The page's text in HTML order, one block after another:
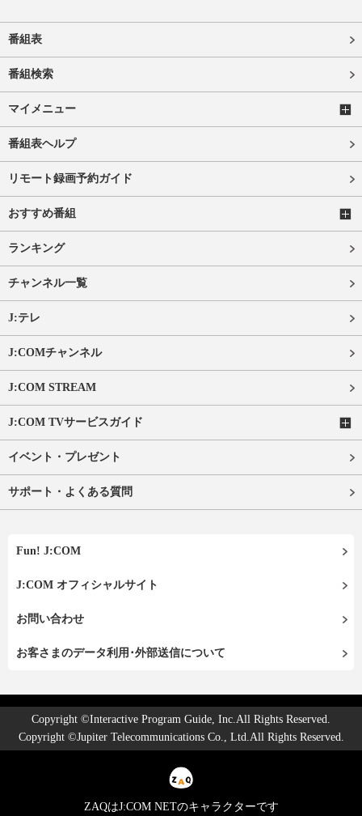
番組表
番組検索
マイメニュー
番組表ヘルプ
リモート録画予約ガイド
おすすめ番組
ランキング
チャンネル一覧
J:テレ
J:COMチャンネル
J:COM STREAM
J:COM TVサービスガイド
イベント・プレゼント
サポート・よくある質問
Fun! J:COM
J:COM オフィシャルサイト
お問い合わせ
お客さまのデータ利用･外部送信について
Copyright ©Interactive Program Guide, Inc.All Rights Reserved.
Copyright ©Jupiter Telecommunications Co., Ltd.All Rights Reserved.
ZAQはJ:COM NETのキャラクターです